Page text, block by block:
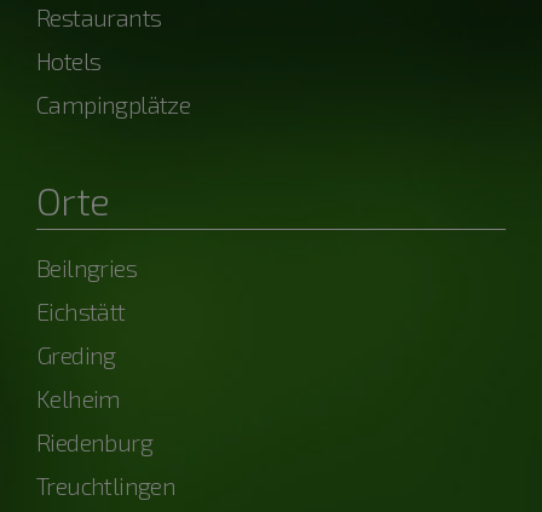
Restaurants
Hotels
Campingplätze
Orte
Beilngries
Eichstätt
Greding
Kelheim
Riedenburg
Treuchtlingen